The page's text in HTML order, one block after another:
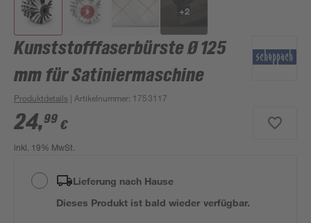
+2
Kunststofffaserbürste Ø 125
mm für Satiniermaschine
Produktdetails | Artikelnummer: 1753117
24,99 €
inkl. 19% MwSt.
Lieferung nach Hause
Dieses Produkt ist bald wieder verfügbar.